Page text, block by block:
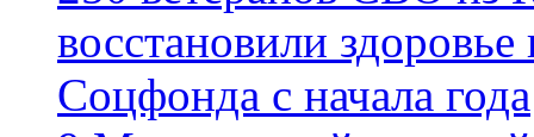
восстановили
Соцфонда с начала года